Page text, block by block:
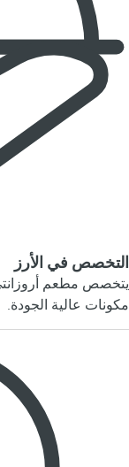
التخصص في الأرز
يتخصص مطعم
مكونات عالية الجودة.